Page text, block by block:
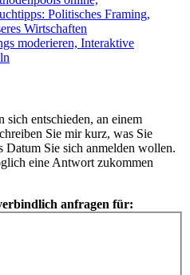
Politisches Framing,
Wirtschaften
moderieren, Interaktive
entschieden, an einem
Sie mir kurz, was Sie
Datum Sie sich anmelden wollen.
eine Antwort zukommen
anfragen für: